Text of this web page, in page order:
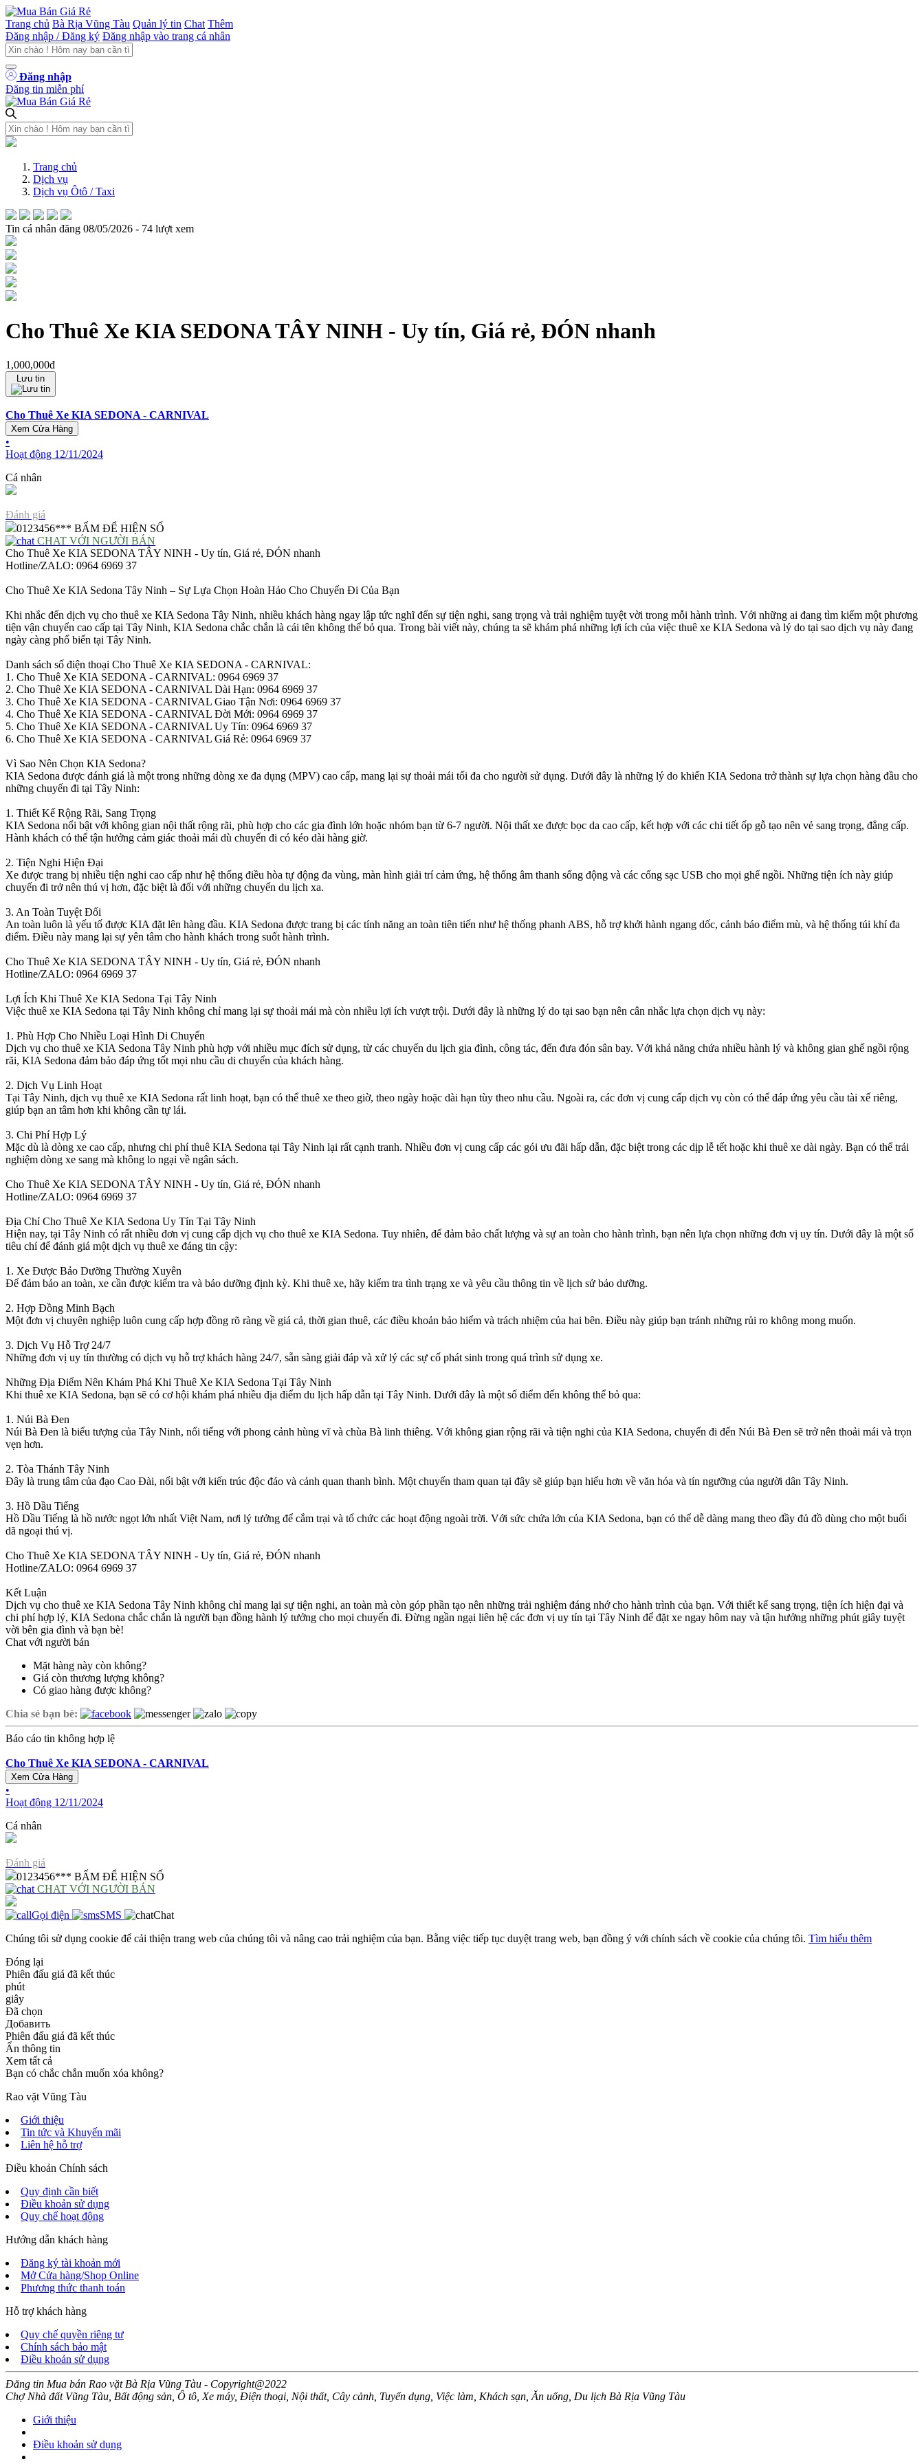
Trang chủ Bà Rịa Vũng Tàu Quản lý tin Chat Thêm
Đăng nhập / Đăng ký Đăng nhập vào trang cá nhân
Đăng nhập
Đăng tin miễn phí
Trang chủ
Dịch vụ
Dịch vụ Ôtô / Taxi
Tin cá nhân đăng 08/05/2026 - 74 lượt xem
Cho Thuê Xe KIA SEDONA TÂY NINH - Uy tín, Giá rẻ, ĐÓN nhanh
1,000,000đ
Lưu tin
Cho Thuê Xe KIA SEDONA - CARNIVAL
Xem Cửa Hàng
•
Hoạt động 12/11/2024
Cá nhân
Đánh giá
0123456*** BẤM ĐỂ HIỆN SỐ
CHAT VỚI NGƯỜI BÁN
Cho Thuê Xe KIA SEDONA TÂY NINH - Uy tín, Giá rẻ, ĐÓN nhanh
Hotline/ZALO: 0964 6969 37
Cho Thuê Xe KIA Sedona Tây Ninh – Sự Lựa Chọn Hoàn Hảo Cho Chuyến Đi Của Bạn
Khi nhắc đến dịch vụ cho thuê xe KIA Sedona Tây Ninh, nhiều khách hàng ngay lập tức nghĩ đến sự tiện nghi, sang trọng và trải nghiệm tuyệt vời trong mỗi hành trình. Với những ai đang tìm kiếm một phương
tiện vận chuyển cao cấp tại Tây Ninh, KIA Sedona chắc chắn là cái tên không thể bỏ qua. Trong bài viết này, chúng ta sẽ khám phá những lợi ích của việc thuê xe KIA Sedona và lý do tại sao dịch vụ này đang
ngày càng phổ biến tại Tây Ninh.
Danh sách số điện thoại Cho Thuê Xe KIA SEDONA - CARNIVAL:
1. Cho Thuê Xe KIA SEDONA - CARNIVAL: 0964 6969 37
2. Cho Thuê Xe KIA SEDONA - CARNIVAL Dài Hạn: 0964 6969 37
3. Cho Thuê Xe KIA SEDONA - CARNIVAL Giao Tận Nơi: 0964 6969 37
4. Cho Thuê Xe KIA SEDONA - CARNIVAL Đời Mới: 0964 6969 37
5. Cho Thuê Xe KIA SEDONA - CARNIVAL Uy Tín: 0964 6969 37
6. Cho Thuê Xe KIA SEDONA - CARNIVAL Giá Rẻ: 0964 6969 37
Vì Sao Nên Chọn KIA Sedona?
KIA Sedona được đánh giá là một trong những dòng xe đa dụng (MPV) cao cấp, mang lại sự thoải mái tối đa cho người sử dụng. Dưới đây là những lý do khiến KIA Sedona trở thành sự lựa chọn hàng đầu cho
những chuyến đi tại Tây Ninh:
1. Thiết Kế Rộng Rãi, Sang Trọng
KIA Sedona nổi bật với không gian nội thất rộng rãi, phù hợp cho các gia đình lớn hoặc nhóm bạn từ 6-7 người. Nội thất xe được bọc da cao cấp, kết hợp với các chi tiết ốp gỗ tạo nên vẻ sang trọng, đẳng cấp.
Hành khách có thể tận hưởng cảm giác thoải mái dù chuyến đi có kéo dài hàng giờ.
2. Tiện Nghi Hiện Đại
Xe được trang bị nhiều tiện nghi cao cấp như hệ thống điều hòa tự động đa vùng, màn hình giải trí cảm ứng, hệ thống âm thanh sống động và các cổng sạc USB cho mọi ghế ngồi. Những tiện ích này giúp
chuyến đi trở nên thú vị hơn, đặc biệt là đối với những chuyến du lịch xa.
3. An Toàn Tuyệt Đối
An toàn luôn là yếu tố được KIA đặt lên hàng đầu. KIA Sedona được trang bị các tính năng an toàn tiên tiến như hệ thống phanh ABS, hỗ trợ khởi hành ngang dốc, cảnh báo điểm mù, và hệ thống túi khí đa
điểm. Điều này mang lại sự yên tâm cho hành khách trong suốt hành trình.
Cho Thuê Xe KIA SEDONA TÂY NINH - Uy tín, Giá rẻ, ĐÓN nhanh
Hotline/ZALO: 0964 6969 37
Lợi Ích Khi Thuê Xe KIA Sedona Tại Tây Ninh
Việc thuê xe KIA Sedona tại Tây Ninh không chỉ mang lại sự thoải mái mà còn nhiều lợi ích vượt trội. Dưới đây là những lý do tại sao bạn nên cân nhắc lựa chọn dịch vụ này:
1. Phù Hợp Cho Nhiều Loại Hình Di Chuyển
Dịch vụ cho thuê xe KIA Sedona Tây Ninh phù hợp với nhiều mục đích sử dụng, từ các chuyến du lịch gia đình, công tác, đến đưa đón sân bay. Với khả năng chứa nhiều hành lý và không gian ghế ngồi rộng
rãi, KIA Sedona đảm bảo đáp ứng tốt mọi nhu cầu di chuyển của khách hàng.
2. Dịch Vụ Linh Hoạt
Tại Tây Ninh, dịch vụ thuê xe KIA Sedona rất linh hoạt, bạn có thể thuê xe theo giờ, theo ngày hoặc dài hạn tùy theo nhu cầu. Ngoài ra, các đơn vị cung cấp dịch vụ còn có thể đáp ứng yêu cầu tài xế riêng,
giúp bạn an tâm hơn khi không cần tự lái.
3. Chi Phí Hợp Lý
Mặc dù là dòng xe cao cấp, nhưng chi phí thuê KIA Sedona tại Tây Ninh lại rất cạnh tranh. Nhiều đơn vị cung cấp các gói ưu đãi hấp dẫn, đặc biệt trong các dịp lễ tết hoặc khi thuê xe dài ngày. Bạn có thể trải
nghiệm dòng xe sang mà không lo ngại về ngân sách.
Cho Thuê Xe KIA SEDONA TÂY NINH - Uy tín, Giá rẻ, ĐÓN nhanh
Hotline/ZALO: 0964 6969 37
Địa Chỉ Cho Thuê Xe KIA Sedona Uy Tín Tại Tây Ninh
Hiện nay, tại Tây Ninh có rất nhiều đơn vị cung cấp dịch vụ cho thuê xe KIA Sedona. Tuy nhiên, để đảm bảo chất lượng và sự an toàn cho hành trình, bạn nên lựa chọn những đơn vị uy tín. Dưới đây là một số
tiêu chí để đánh giá một dịch vụ thuê xe đáng tin cậy:
1. Xe Được Bảo Dưỡng Thường Xuyên
Để đảm bảo an toàn, xe cần được kiểm tra và bảo dưỡng định kỳ. Khi thuê xe, hãy kiểm tra tình trạng xe và yêu cầu thông tin về lịch sử bảo dưỡng.
2. Hợp Đồng Minh Bạch
Một đơn vị chuyên nghiệp luôn cung cấp hợp đồng rõ ràng về giá cả, thời gian thuê, các điều khoản bảo hiểm và trách nhiệm của hai bên. Điều này giúp bạn tránh những rủi ro không mong muốn.
3. Dịch Vụ Hỗ Trợ 24/7
Những đơn vị uy tín thường có dịch vụ hỗ trợ khách hàng 24/7, sẵn sàng giải đáp và xử lý các sự cố phát sinh trong quá trình sử dụng xe.
Những Địa Điểm Nên Khám Phá Khi Thuê Xe KIA Sedona Tại Tây Ninh
Khi thuê xe KIA Sedona, bạn sẽ có cơ hội khám phá nhiều địa điểm du lịch hấp dẫn tại Tây Ninh. Dưới đây là một số điểm đến không thể bỏ qua:
1. Núi Bà Đen
Núi Bà Đen là biểu tượng của Tây Ninh, nổi tiếng với phong cảnh hùng vĩ và chùa Bà linh thiêng. Với không gian rộng rãi và tiện nghi của KIA Sedona, chuyến đi đến Núi Bà Đen sẽ trở nên thoải mái và trọn
vẹn hơn.
2. Tòa Thánh Tây Ninh
Đây là trung tâm của đạo Cao Đài, nổi bật với kiến trúc độc đáo và cảnh quan thanh bình. Một chuyến tham quan tại đây sẽ giúp bạn hiểu hơn về văn hóa và tín ngưỡng của người dân Tây Ninh.
3. Hồ Dầu Tiếng
Hồ Dầu Tiếng là hồ nước ngọt lớn nhất Việt Nam, nơi lý tưởng để cắm trại và tổ chức các hoạt động ngoài trời. Với sức chứa lớn của KIA Sedona, bạn có thể dễ dàng mang theo đầy đủ đồ dùng cho một buổi
dã ngoại thú vị.
Cho Thuê Xe KIA SEDONA TÂY NINH - Uy tín, Giá rẻ, ĐÓN nhanh
Hotline/ZALO: 0964 6969 37
Kết Luận
Dịch vụ cho thuê xe KIA Sedona Tây Ninh không chỉ mang lại sự tiện nghi, an toàn mà còn góp phần tạo nên những trải nghiệm đáng nhớ cho hành trình của bạn. Với thiết kế sang trọng, tiện ích hiện đại và
chi phí hợp lý, KIA Sedona chắc chắn là người bạn đồng hành lý tưởng cho mọi chuyến đi. Đừng ngần ngại liên hệ các đơn vị uy tín tại Tây Ninh để đặt xe ngay hôm nay và tận hưởng những phút giây tuyệt
vời bên gia đình và bạn bè!
Chat với người bán
Mặt hàng này còn không?
Giá còn thương lượng không?
Có giao hàng được không?
Chia sẻ bạn bè:
Báo cáo tin không hợp lệ
Cho Thuê Xe KIA SEDONA - CARNIVAL
Xem Cửa Hàng
•
Hoạt động 12/11/2024
Cá nhân
Đánh giá
0123456*** BẤM ĐỂ HIỆN SỐ
CHAT VỚI NGƯỜI BÁN
Gọi điện SMS
Chat
Chúng tôi sử dụng cookie để cải thiện trang web của chúng tôi và nâng cao trải nghiệm của bạn. Bằng việc tiếp tục duyệt trang web, bạn đồng ý với chính sách về cookie của chúng tôi. Tìm hiểu thêm
Đóng lại
Phiên đấu giá đã kết thúc
phút
giây
Đã chọn
Добавить
Phiên đấu giá đã kết thúc
Ẩn thông tin
Xem tất cả
Bạn có chắc chắn muốn xóa không?
Rao vặt Vũng Tàu
Giới thiệu
Tin tức và Khuyến mãi
Liên hệ hỗ trợ
Điều khoản Chính sách
Quy định cần biết
Điều khoản sử dụng
Quy chế hoạt động
Hướng dẫn khách hàng
Đăng ký tài khoản mới
Mở Cửa hàng/Shop Online
Phương thức thanh toán
Hỗ trợ khách hàng
Quy chế quyền riêng tư
Chính sách bảo mật
Điều khoản sử dụng
Đăng tin Mua bán Rao vặt Bà Rịa Vũng Tàu - Copyright@2022
Chợ Nhà đất Vũng Tàu, Bất động sản, Ô tô, Xe máy, Điện thoại, Nội thất, Cây cảnh, Tuyển dụng, Việc làm, Khách sạn, Ăn uống, Du lịch Bà Rịa Vũng Tàu
Giới thiệu
Điều khoản sử dụng